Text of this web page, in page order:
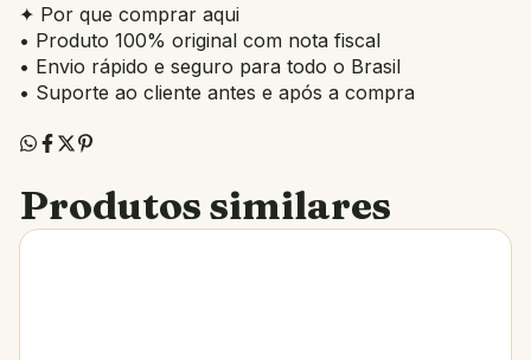
✦ Por que comprar aqui
• Produto 100% original com nota fiscal
• Envio rápido e seguro para todo o Brasil
• Suporte ao cliente antes e após a compra
Produtos similares